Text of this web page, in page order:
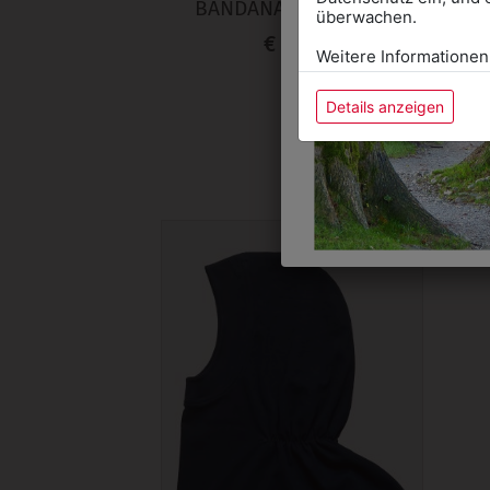
BANDANA KOPFTUCH
€ 3,90
überwachen.
Weitere
Details anzeigen